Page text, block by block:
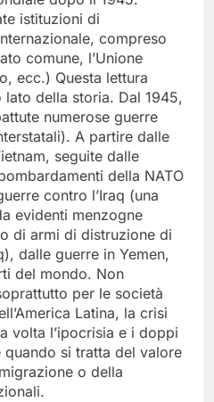
istituzioni di
compreso
comune, l’Unione
ecc.) Questa lettura
lato della storia. Dal 1945,
numerose guerre
A partire dalle
seguite dalle
della NATO
contro l’Iraq (una
evidenti menzogne
di armi di distruzione di
dalle guerre in Yemen,
del mondo. Non
per le società
Latina, la crisi
volta l’ipocrisia e i doppi
quando si tratta del valore
o della